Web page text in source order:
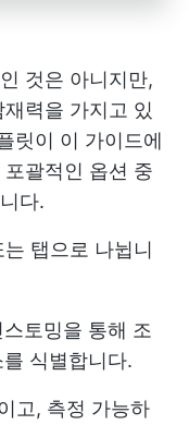
것은 아니지만,
력을 가지고 있
릿이 이 가이드에
괄적인 옵션 중
다.
탭으로 나뉩니
토밍을 통해 조
식별합니다.
고, 측정 가능하